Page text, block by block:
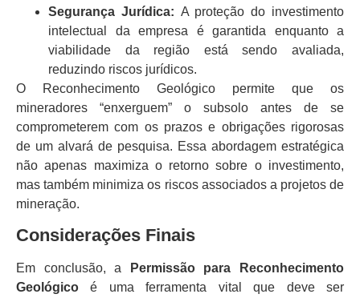
Segurança Jurídica: A proteção do investimento
intelectual da empresa é garantida enquanto a
viabilidade da região está sendo avaliada,
reduzindo riscos jurídicos.
O Reconhecimento Geológico permite que os
mineradores “enxerguem” o subsolo antes de se
comprometerem com os prazos e obrigações rigorosas
de um alvará de pesquisa. Essa abordagem estratégica
não apenas maximiza o retorno sobre o investimento,
mas também minimiza os riscos associados a projetos de
mineração.
Considerações Finais
Em conclusão, a
Permissão para Reconhecimento
Geológico é uma ferramenta vital que deve ser